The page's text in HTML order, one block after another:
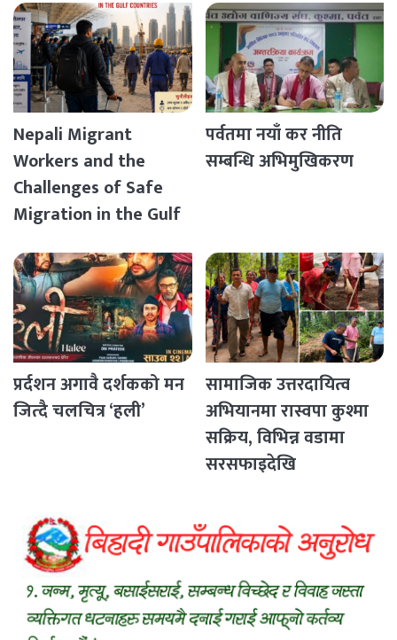
Nepali Migrant
Workers and the
Challenges of Safe
Migration in the Gulf
पर्वतमा नयाँ कर नीति
सम्बन्धि अभिमुखिकरण
प्रर्दशन अगावै दर्शकको मन
जित्दै चलचित्र ‘हली’
सामाजिक उत्तरदायित्व
अभियानमा रास्वपा कुश्मा
सक्रिय, विभिन्न वडामा
सरसफाइदेखि